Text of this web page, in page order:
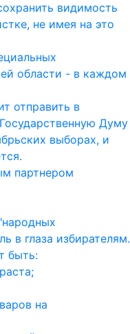
видимость
не имея на это
области - в каждом
отправить в
Думу
выборах, и
партнером
в глаза избирателям.
быть:
на